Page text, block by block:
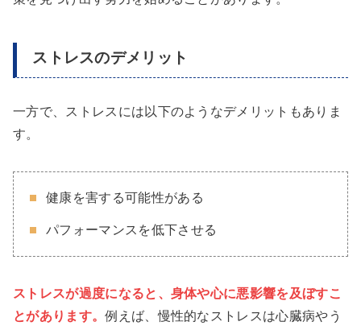
ストレスのデメリット
一方で、ストレスには以下のようなデメリットもありま
す。
健康を害する可能性がある
パフォーマンスを低下させる
ストレスが過度になると、身体や心に悪影響を及ぼすこ
とがあります。例えば、慢性的なストレスは心臓病やう